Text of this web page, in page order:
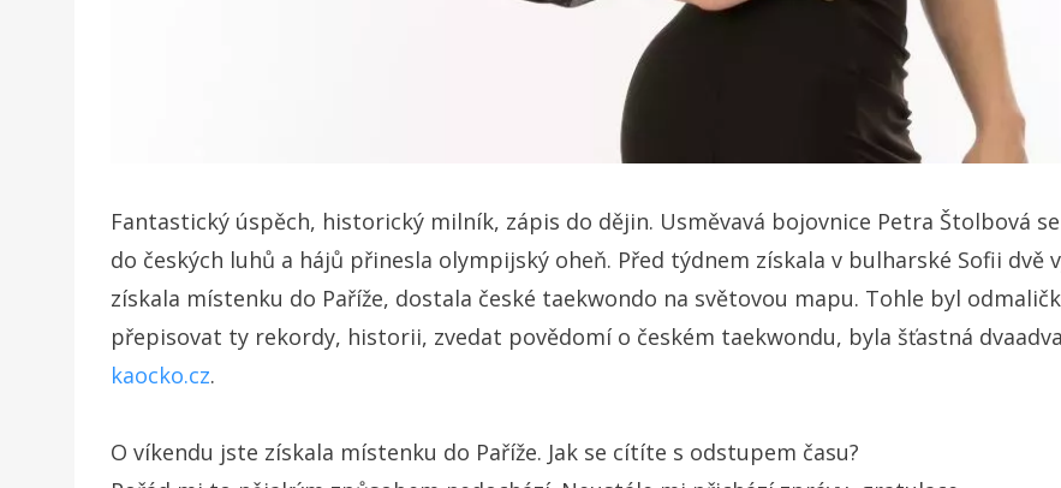
Fantastický úspěch, historický milník, zápis do dějin. Usměvavá bojovnice Petra Štolbová
do českých luhů a hájů přinesla olympijský oheň. Před týdnem získala v bulharské Sofii dvě
získala místenku do Paříže, dostala české taekwondo na světovou mapu. Tohle byl
přepisovat ty rekordy, historii, zvedat povědomí o českém taekwondu, byla šťastná
kaocko.cz.
O víkendu jste získala místenku do Paříže. Jak se cítíte s odstupem času?